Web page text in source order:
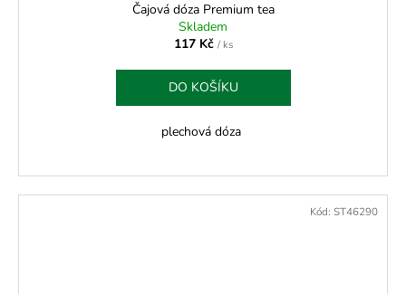
Čajová dóza Premium tea
Skladem
117 Kč / ks
DO KOŠÍKU
plechová dóza
Kód: ST46290